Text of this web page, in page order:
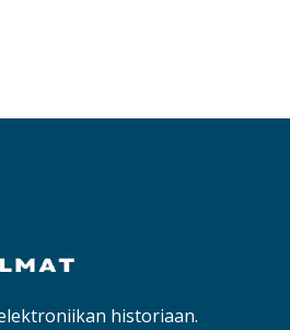
historiaan.